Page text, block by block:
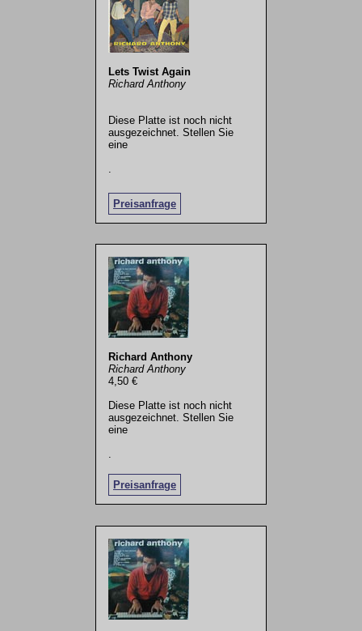
Lets Twist Again
Richard Anthony
Diese Platte ist noch nicht
ausgezeichnet. Stellen Sie
eine
Preisanfrage
Richard Anthony
Richard Anthony
4,50 €
Diese Platte ist noch nicht
ausgezeichnet. Stellen Sie
eine
Preisanfrage
.